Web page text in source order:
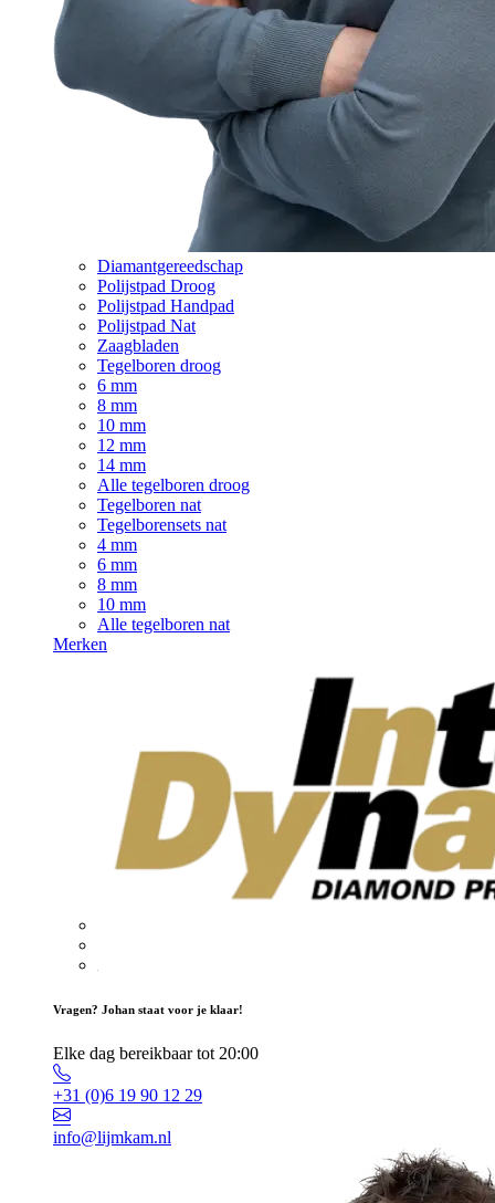
Diamantgereedschap
Polijstpad Droog
Polijstpad Handpad
Polijstpad Nat
Zaagbladen
Tegelboren droog
6 mm
8 mm
10 mm
12 mm
14 mm
Alle tegelboren droog
Tegelboren nat
Tegelborensets nat
4 mm
6 mm
8 mm
10 mm
Alle tegelboren nat
Merken
Vragen? Johan staat voor je klaar!
Elke dag bereikbaar tot 20:00
+31 (0)6 19 90 12 29
info@lijmkam.nl